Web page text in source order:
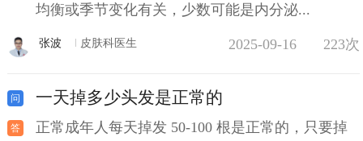
均衡或季节变化有关，少数可能是内分泌...
张波 皮肤科医生 2025-09-16 223次
一天掉多少头发是正常的
正常成年人每天掉发 50-100 根是正常的，只要掉